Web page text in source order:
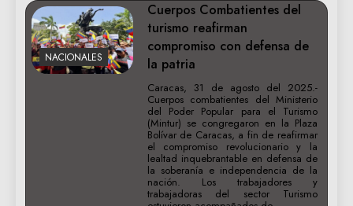
NACIONALES
Cuerpos Combatientes del
turismo reafirman
compromiso con defensa de
la patria
Caracas, 31 de agosto del 2025.-
Cuerpos combatientes del Ministerio
del Poder Popular para el Turismo
(Mintur) se congregaron en la Plaza
Bolívar de Caracas, a fin de reafirmar
el compromiso revolucionario y la
lealtad inquebrantable en defensa de
la soberanía e independencia de la
nación. Los trabajadores y
trabajadoras del sector Turismo